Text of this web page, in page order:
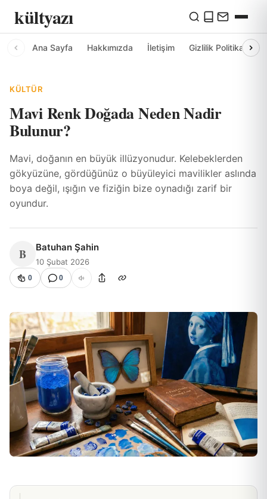
kültyazı
Ana Sayfa Hakkımızda İletişim Gizlilik Politikası
KÜLTÜR
Mavi Renk Doğada Neden Nadir
Bulunur?
Mavi, doğanın en büyük illüzyonudur. Kelebeklerden
gökyüzüne, gördüğünüz o büyüleyici mavilikler aslında
boya değil, ışığın ve fiziğin bize oynadığı zarif bir
oyundur.
B Batuhan Şahin
10 Şubat 2026
0 0